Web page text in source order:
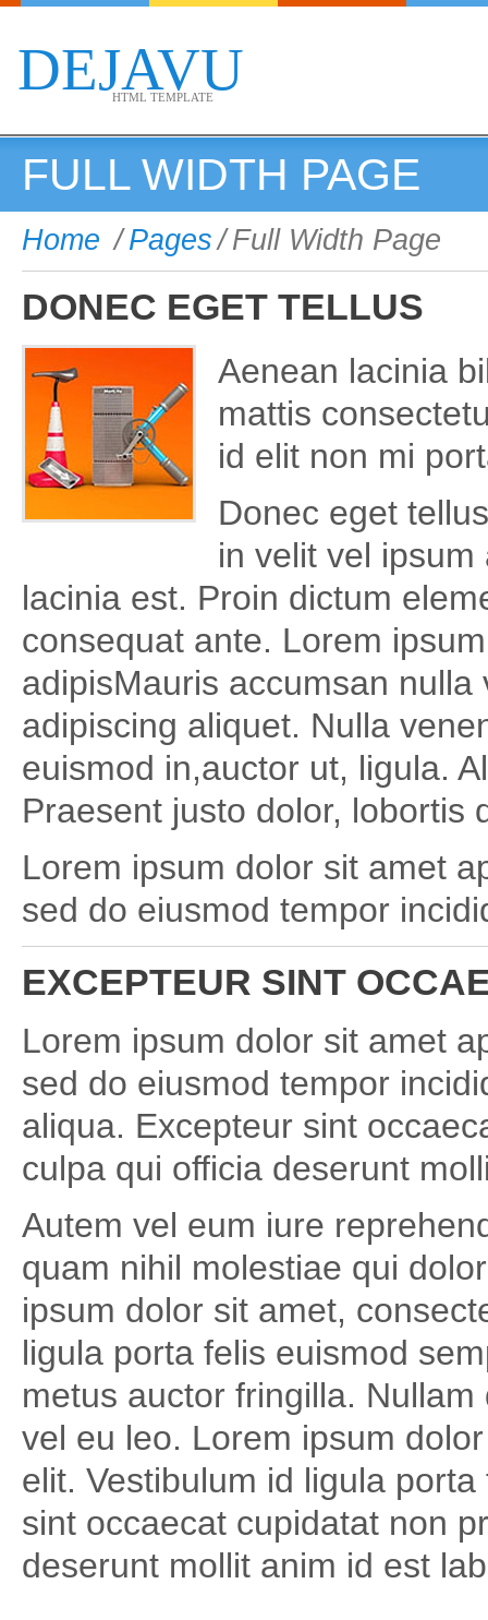
DEJAVU
HTML TEMPLATE
FULL WIDTH PAGE
Home / Pages / Full Width Page
DONEC EGET TELLUS
Aenean lacinia
mattis
id elit non mi
Donec eget
in velit vel
lacinia est. Proin dictum
consequat ante. Lorem
adipisMauris accumsan
adipiscing aliquet. Nulla
euismod in,auctor ut, ligula.
Praesent justo dolor, lobortis
Lorem ipsum dolor sit amet
sed do eiusmod tempor
EXCEPTEUR SINT
Lorem ipsum dolor sit amet
sed do eiusmod tempor
aliqua. Excepteur sint
culpa qui officia deserunt
Autem vel eum iure
quam nihil molestiae qui
ipsum dolor sit amet,
ligula porta felis euismod
metus auctor fringilla.
vel eu leo. Lorem ipsum
elit. Vestibulum id ligula
sint occaecat cupidatat non
deserunt mollit anim id est